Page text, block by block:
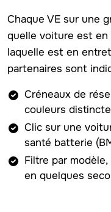
Chaque VE sur une
quelle voiture est en
laquelle est en
partenaires sont
Créneaux de
couleurs
Clic sur une
santé batterie
Filtre par
en quelques